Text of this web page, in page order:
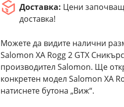
Доставка: Цени
доставка!
Можете да видите налични
Salomon XA Rogg 2 GTX
производител Salomon. Ще
конкретен модел Salomon XA
натиснете бутона „Виж“.